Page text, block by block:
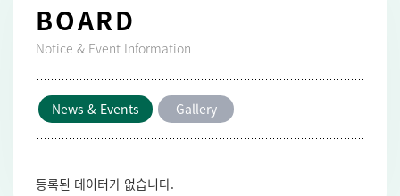
BOARD
Notice & Event Information
News & Events Gallery
등록된 데이터가 없습니다.